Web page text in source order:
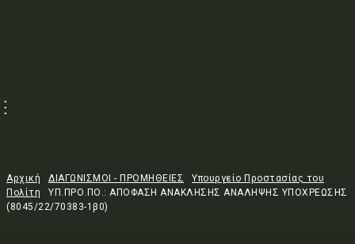
Αρχική ΔΙΑΓΩΝΙΣΜΟΙ - ΠΡΟΜΗΘΕΙΕΣ
Υπουργείο Προστασίας του
Πολίτη
ΥΠ.ΠΡΟ.ΠΟ.: ΑΠΟΦΑΣΗ ΑΝΑΚΛΗΣΗΣ ΑΝΑΛΗΨΗΣ ΥΠΟΧΡΕΩΣΗΣ
(8045/22/70383-1β0)